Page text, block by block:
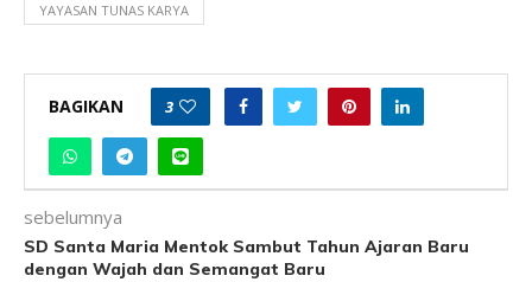
YAYASAN TUNAS KARYA
BAGIKAN 3
sebelumnya
SD Santa Maria Mentok Sambut Tahun Ajaran Baru
dengan Wajah dan Semangat Baru